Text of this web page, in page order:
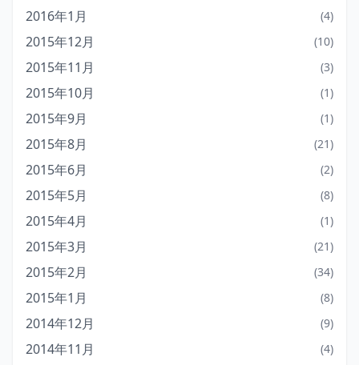
2016年1月 (4)
2015年12月 (10)
2015年11月 (3)
2015年10月 (1)
2015年9月 (1)
2015年8月 (21)
2015年6月 (2)
2015年5月 (8)
2015年4月 (1)
2015年3月 (21)
2015年2月 (34)
2015年1月 (8)
2014年12月 (9)
2014年11月 (4)